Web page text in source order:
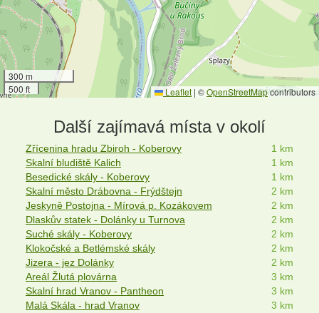
300 m
500 ft
Leaflet | ©OpenStreetMapcontributors
Další zajímavá místa v okolí
Zřícenina hradu Zbiroh - Koberovy
1 km
Skalní bludiště Kalich
1 km
Besedické skály - Koberovy
1 km
Skalní město Drábovna - Frýdštejn
2 km
Jeskyně Postojna - Mírová p. Kozákovem
2 km
Dlaskův statek - Dolánky u Turnova
2 km
Suché skály - Koberovy
2 km
Klokočské a Betlémské skály
2 km
Jizera - jez Dolánky
2 km
Areál Žlutá plovárna
3 km
Skalní hrad Vranov - Pantheon
3 km
Malá Skála - hrad Vranov
3 km